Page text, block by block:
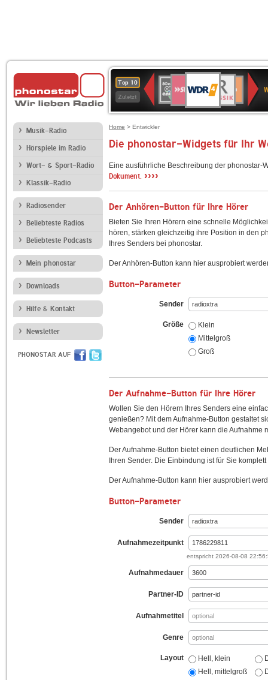
Top 10
Zuletzt
Deutschlandfunk
80er
90er
OLDIE
ANTENNE
4
KLASSIK
Kultur
Kultur
2
Musik-Radio
Hörspiele im Radio
Wort- & Sport-Radio
Klassik-Radio
Radiosender
Beliebteste Radios
Beliebteste Podcasts
Mein phonostar
Downloads
Hilfe & Kontakt
Newsletter
PHONOSTAR AUF
Home > Entwickler
Die phonostar-Widgets für Ihr
Eine ausführliche Beschreibung der
Dokument. ››››
Der Anhören-Button für Ihre Hörer
Bieten Sie Ihren Hörern eine schnelle
hören, stärken gleichzeitig ihre Position in den
Ihres Senders bei phonostar.
Der Anhören-Button kann hier ausprobiert
Button-Parameter
Sender
Größe
Klein
Mittelgroß
Groß
Der Aufnahme-Button für Ihre Hörer
Wollen Sie den Hörern Ihres Senders eine
genießen? Mit dem Aufnahme-Button gestaltet
Webangebot und der Hörer kann die Aufnahme
Der Aufnahme-Button bietet einen deutlichen
Ihren Sender. Die Einbindung ist für Sie
Der Aufnahme-Button kann hier ausprobiert
Button-Parameter
Sender
Aufnahmezeitpunkt
entspricht 2026-08-08
Aufnahmedauer
Partner-ID
Aufnahmetitel
Genre
Layout
Hell, klein
Hell, mittelgroß